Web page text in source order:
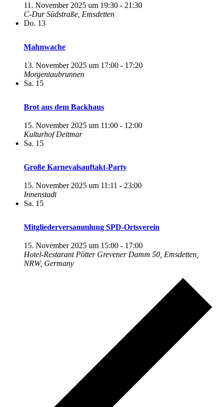
11. November 2025 um 19:30 - 21:30
C-DurSüdstraße, Emsdetten
Do. 13
Mahnwache
13. November 2025 um 17:00 - 17:20
Morgentaubrunnen
Sa. 15
Brot aus dem Backhaus
15. November 2025 um 11:00 - 12:00
Kulturhof Deitmar
Sa. 15
Große Karnevalsauftakt-Party
15. November 2025 um 11:11 - 23:00
Innenstadt
Sa. 15
Mitgliederversammlung SPD-Ortsverein
15. November 2025 um 15:00 - 17:00
Hotel-Restarant Pötter Grevener Damm 50, Emsdetten,
NRW, Germany